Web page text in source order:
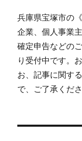
兵庫県宝塚市の
企業、個人事業
確定申告などの
り受付中です。
お、記事に関す
で、ご了承くださ